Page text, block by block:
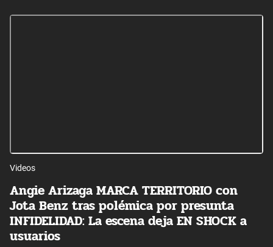
Videos
Angie Arizaga MARCA TERRITORIO con
Jota Benz tras polémica por presunta
INFIDELIDAD: La escena deja EN SHOCK a
usuarios